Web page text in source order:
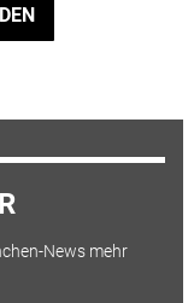
News mehr